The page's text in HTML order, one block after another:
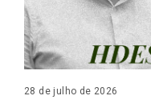
28 de julho de 2026